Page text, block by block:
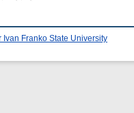
Ivan Franko State University